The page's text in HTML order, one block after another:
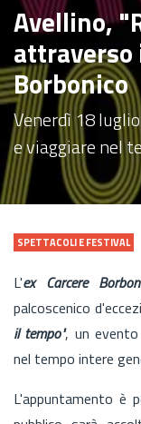
Avellino,
attraverso
Borbonico
Venerdì 18
e viaggiare nel
SPETTACOLI E FESTIVAL
L'ex Carcere
palcoscenico
il tempo", un
nel tempo intere
L'appuntamento è